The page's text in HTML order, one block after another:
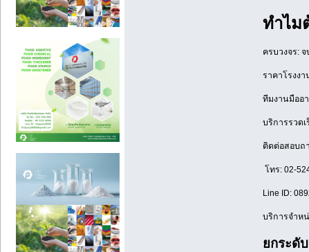
ทำไม
ครบวงจร:
ราคาโรงง
ทีมงานมืออ
บริการรวด
ติดต่อสอบถ
โทร: 02-
Line ID:
บริการจำห
ยกระดั